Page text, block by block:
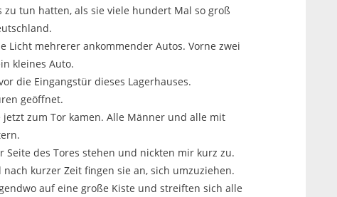
tun hatten, als sie viele hundert Mal so groß
Licht mehrerer ankommender Autos. Vorne zwei
kleines Auto.
die Eingangstür dieses Lagerhauses.
geöffnet.
zum Tor kamen. Alle Männer und alle mit
des Tores stehen und nickten mir kurz zu.
kurzer Zeit fingen sie an, sich umzuziehen.
auf eine große Kiste und streiften sich alle